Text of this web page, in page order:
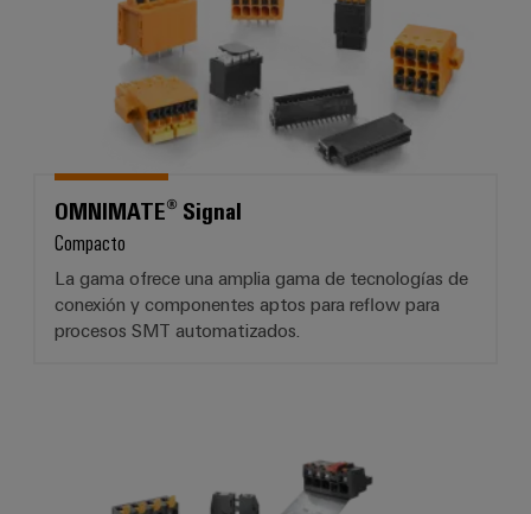
OMNIMATE® Signal
Compacto
La gama ofrece una amplia gama de tecnologías de
conexión y componentes aptos para reflow para
procesos SMT automatizados.